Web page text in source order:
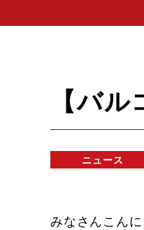
【バ
みなさんこん